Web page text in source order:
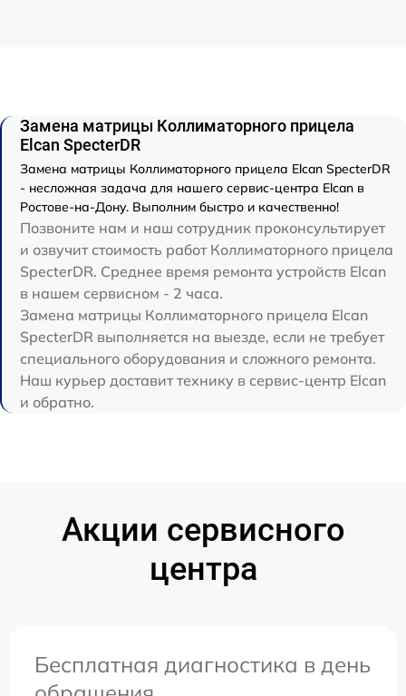
Замена матрицы Коллиматорного прицела
Elcan SpecterDR
Замена матрицы Коллиматорного прицела Elcan SpecterDR
- несложная задача для нашего сервис-центра Elcan в
Ростове-на-Дону. Выполним быстро и качественно!
Позвоните нам и наш сотрудник проконсультирует
и озвучит стоимость работ Коллиматорного прицела
SpecterDR. Среднее время ремонта устройств Elcan
в нашем сервисном - 2 часа.
Замена матрицы Коллиматорного прицела Elcan
SpecterDR выполняется на выезде, если не требует
специального оборудования и сложного ремонта.
Наш курьер доставит технику в сервис-центр Elcan
и обратно.
Акции сервисного
центра
Бесплатная диагностика в день